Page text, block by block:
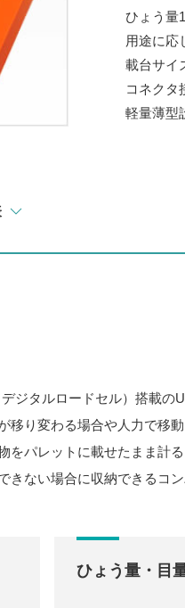
ひょう量
用途に応
載台サイ
コネクタ
軽量薄型
ジタルロードセル）搭載
移り変わる場合や人力で移
をパレットに載せたまま計
きない場合に収納できるコ
ひょう量・目